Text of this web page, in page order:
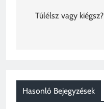
Túlélsz vagy kiégsz?
Hasonló Bejegyzések